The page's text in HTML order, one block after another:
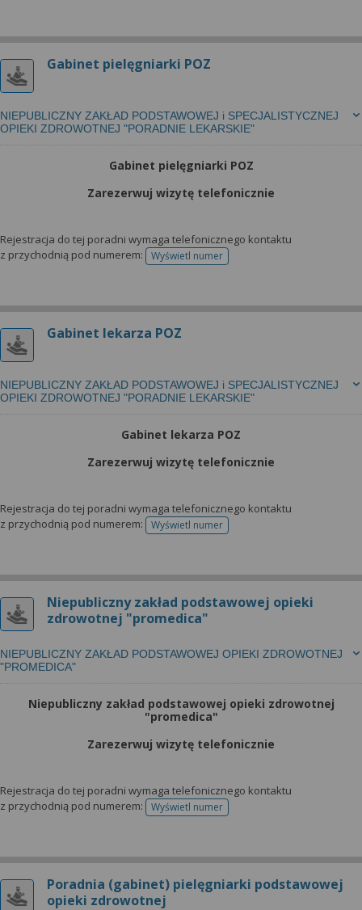
Gabinet pielęgniarki POZ
NIEPUBLICZNY ZAKŁAD PODSTAWOWEJ i SPECJALISTYCZNEJ
OPIEKI ZDROWOTNEJ "PORADNIE LEKARSKIE"
Gabinet pielęgniarki POZ
Zarezerwuj wizytę telefonicznie
Rejestracja do tej poradni wymaga telefonicznego kontaktu
z przychodnią pod numerem:
Wyświetl numertelefonu do rejestracji
Gabinet lekarza POZ
NIEPUBLICZNY ZAKŁAD PODSTAWOWEJ i SPECJALISTYCZNEJ
OPIEKI ZDROWOTNEJ "PORADNIE LEKARSKIE"
Gabinet lekarza POZ
Zarezerwuj wizytę telefonicznie
Rejestracja do tej poradni wymaga telefonicznego kontaktu
z przychodnią pod numerem:
Wyświetl numertelefonu do rejestracji
Niepubliczny zakład podstawowej opieki
zdrowotnej "promedica"
NIEPUBLICZNY ZAKŁAD PODSTAWOWEJ OPIEKI ZDROWOTNEJ
"PROMEDICA"
Niepubliczny zakład podstawowej opieki zdrowotnej
"promedica"
Zarezerwuj wizytę telefonicznie
Rejestracja do tej poradni wymaga telefonicznego kontaktu
z przychodnią pod numerem:
Wyświetl numertelefonu do rejestracji
Poradnia (gabinet) pielęgniarki podstawowej
opieki zdrowotnej